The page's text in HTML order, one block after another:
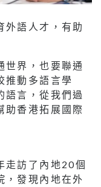
外語人才，有助
世界，也要聯通
推動多語言學
語言，從我們過
助香港拓展國際
走訪了內地20個
，發現內地在外